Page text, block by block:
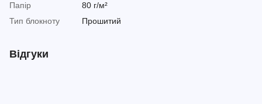
Папір
80 г/м²
Тип блокноту
Прошитий
Відгуки